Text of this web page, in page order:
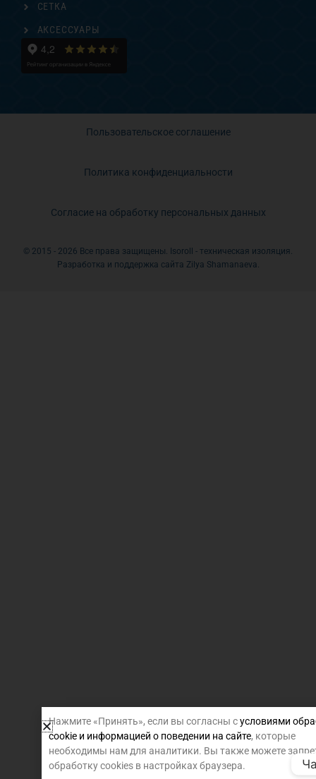
СЕТКА
АКСЕССУАРЫ
Пользовательское соглашение
Политика конфиденциальности
Согласие на обработку персональных данных
© 2015 - 2026 Все права защищены. Isoroll - техническая изоляция.
Разработка и поддержка сайта Zilya Shamanaeva.
Нажмите «Принять», если вы согласны сусловиями
cookie и информацией о поведении на сайте, которые
необходимы нам для аналитики. Вы также можете
обработку cookies в настройках браузера.